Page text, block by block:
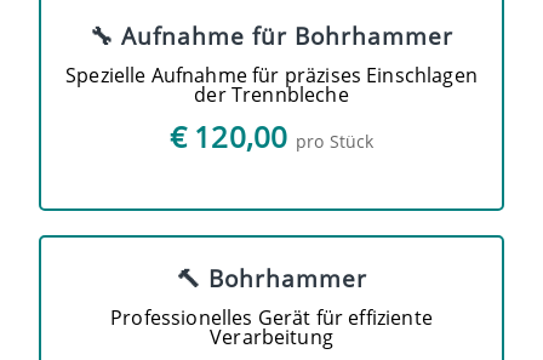
🔧 Aufnahme für Bohrhammer
Spezielle Aufnahme für präzises Einschlagen
der Trennbleche
€ 120,00 pro Stück
🔨 Bohrhammer
Professionelles Gerät für effiziente
Verarbeitung